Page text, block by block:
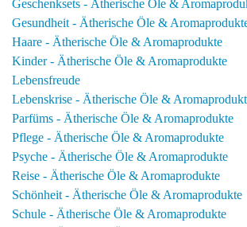
Geschenksets - Ätherische Öle &
Gesundheit - Ätherische Öle &
Haare - Ätherische Öle & Aromaprodukte
Kinder - Ätherische Öle & Aromaprodukte
Lebensfreude
Lebenskrise - Ätherische Öle &
Parfüms - Ätherische Öle & Aromaprodukte
Pflege - Ätherische Öle & Aromaprodukte
Psyche - Ätherische Öle & Aromaprodukte
Reise - Ätherische Öle & Aromaprodukte
Schönheit - Ätherische Öle & Aromaprodukte
Schule - Ätherische Öle & Aromaprodukte